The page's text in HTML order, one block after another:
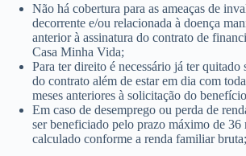
Não há cobertura para as ameaças de
decorrente e/ou relacionada à doença
anterior à assinatura do contrato de
Casa Minha Vida;
Para ter direito é necessário já ter quitado
do contrato além de estar em dia com
meses anteriores à solicitação do
Em caso de desemprego ou perda de
ser beneficiado pelo prazo máximo de 36
calculado conforme a renda familiar bruta;